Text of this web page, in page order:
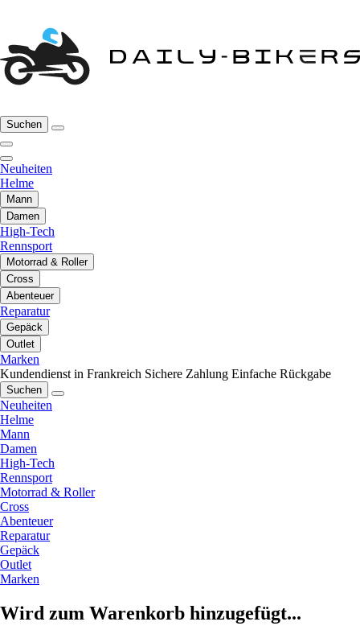
Suchen
Neuheiten
Helme
Mann
Damen
High-Tech
Rennsport
Motorrad & Roller
Cross
Abenteuer
Reparatur
Gepäck
Outlet
Marken
Kundendienst in Frankreich Sichere Zahlung Einfache Rückgabe
Suchen
Neuheiten
Helme
Mann
Damen
High-Tech
Rennsport
Motorrad & Roller
Cross
Abenteuer
Reparatur
Gepäck
Outlet
Marken
Wird zum Warenkorb hinzugefügt...